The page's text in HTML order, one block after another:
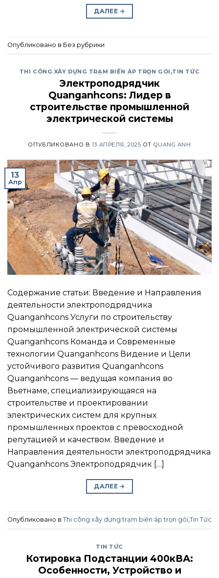
ДАЛЕЕ →
Опубликовано в Без рубрики
THI CÔNG XÂY DỰNG TRẠM BIẾN ÁP TRỌN GÓI ,TIN TỨC
Электроподрядчик
Quanganhcons: Лидер в
строительстве промышленной
электрической системы
ОПУБЛИКОВАНО В 13 АПРЕЛЯ, 2025 ОТ QUANG ANH
13
Апр
Содержание статьи: Введение и Направления
деятельности электроподрядчика
Quanganhcons Услуги по строительству
промышленной электрической системы
Quanganhcons Команда и Современные
технологии Quanganhcons Видение и Цели
устойчивого развития Quanganhcons
Quanganhcons — ведущая компания во
Вьетнаме, специализирующаяся на
строительстве и проектировании
электрических систем для крупных
промышленных проектов с превосходной
репутацией и качеством. Введение и
Направления деятельности электроподрядчика
Quanganhcons Электроподрядчик […]
ДАЛЕЕ →
Опубликовано в Thi công xây dựng trạm biến áp trọn gói,Tin Tức
TIN TỨC
Котировка Подстанции 400кВА:
Особенности, Устройство и